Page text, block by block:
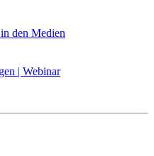
den Medien
| Webinar